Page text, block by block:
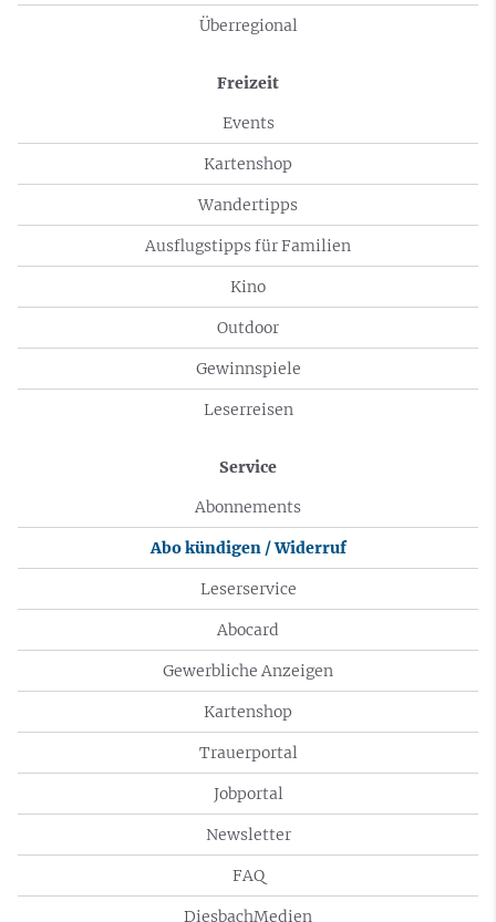
Überregional
Freizeit
Events
Kartenshop
Wandertipps
Ausflugstipps für Familien
Kino
Outdoor
Gewinnspiele
Leserreisen
Service
Abonnements
Abo kündigen / Widerruf
Leserservice
Abocard
Gewerbliche Anzeigen
Kartenshop
Trauerportal
Jobportal
Newsletter
FAQ
DiesbachMedien